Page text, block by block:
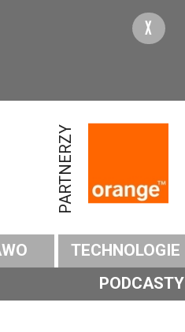
X
PARTNERZY
TECHNOLOGIE
PODCASTY